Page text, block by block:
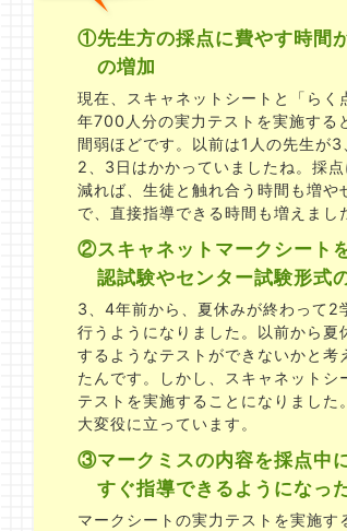
①先生方の採点に費やす時間
の増加
現在、スキャネットシートと「ら
年700人分の実力テストを実施する
間弱ほどです。以前は1人の先生が
2、3日はかかっていましたね。採
減れば、生徒と触れ合う時間も増
で、直接指導できる時間も増えまし
②スキャネットマークシート
認試験やセンター試験形式
3、4年前から、夏休みが終わって2
行うようになりました。以前から
するようなテストができないかと
たんです。しかし、スキャネット
テストを実施することになりました
大変役に立っています。
③マークミスの内容を採点中
すぐ指導できるようになっ
マークシートの実力テストを実施